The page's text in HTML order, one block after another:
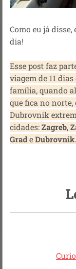
Como eu já
dia!
Esse post faz
viagem de 11
família, quando
que fica no norte,
Dubrovnik
cidades:Zagreb,
GradeDubrovnik